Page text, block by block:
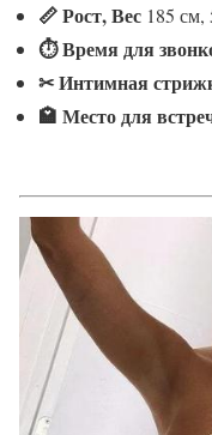
📏 Рост, Вес 185 см,
⏱ Время для
✂ Интимная
🏩 Место для